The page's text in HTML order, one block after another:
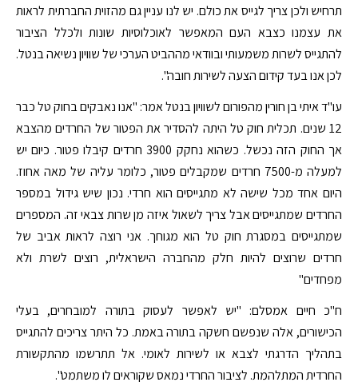
תרחיש ולכן צריך לגייס את כולם. יש לנו עניין גם מהזוית החברתית לראות
את עצמנו כצבא העם המאפשר לאוכלוסיות שונות ולכלל הציבור
להתגייס לשרות משמעותי ובוודאי מההביט הערכי של שוויון נשיאה בנטל.
לכן אנו בעד קידום הצעה לשירות חובה".
עו"ד איתי בן חורין מהפורום לשוויון בנטל אמר: "אנו נאבקים בחוק טל כבר
12 שנים. תכלית חוק טל היתה להסדיר את הפטור של החרדים מהצבא
אך החוק הזה נכשל. כשהוא נחקק 3900 חרדים קיבלו פטור. כיום יש
למעלה מ-7500 חרדים שמקבלים פטור, כלומר עליה של מאה אחוז.
היום אחד מכל שישה לא מתגייסים הוא חרדי. נכון שיש גידול במספר
החרדים שמתגייסים אבל צריך לשאול איזה מן שרות צבאי זה. המספרים
שמתגייסים במסגרת חוק טל הוא מגוחך. אני רוצה לראות אביב של
חרדים שרוצים להיות חלק מהחברה הישראלית, רוצים לשרת ולא
מפחדים"
ח"כ חיים אמסלם: "יש לאפשר לעסוק בתורה למובחרים, בעלי
הכישורים, אלה שנפשם חשקה בתורה באמת. כל היתר צריכים להתגייס
בתהליך הדרגתי לצבא או לשירות לאומי. אל תתרשמו מהתקשורת
החרדית המתלהמת. לציבור החרדי נמאס שקוראים לו משתמט".